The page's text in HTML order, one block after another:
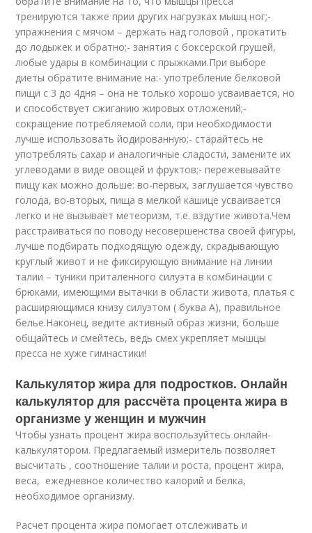
тренируются также прии других нагрузках мышц ног;-
упражнения с мячом – держать над головой , прокатить
до лодыжек и обратно;- занятия с боксерской грушей,
любые удары в комбинации с прыжками.При выборе
диеты обратите внимание на:- употребление белковой
пищи с 3 до 4дня – она не только хорошо усваивается, но
и способствует сжиганию жировых отложений;-
сокращение потребляемой соли, при необходимости
лучше использовать йодированную;- старайтесь не
употреблять сахар и аналогичные сладости, замените их
углеводами в виде овощей и фруктов;- пережевывайте
пищу как можно дольше: во-первых, заглушается чувство
голода, во-вторых, пища в мелкой кашице усваивается
легко и не вызывает метеоризм, т.е. вздутие живота.Чем
расстраиваться по поводу несовершенства своей фигуры,
лучше подбирать подходящую одежду, скрадывающую
круглый живот и не фиксирующую внимание на линии
талии – туники приталенного силуэта в комбинации с
брюками, имеющими вытачки в области живота, платья с
расширяющимся книзу силуэтом ( буква А), правильное
белье.Наконец, ведите активный образ жизни, больше
общайтесь и смейтесь, ведь смех укрепляет мышцы
пресса не хуже гимнастики!
Калькулятор жира для подростков. Онлайн
калькулятор для рассчёта процента жира в
организме у женщин и мужчин
Чтобы узнать процент жира воспользуйтесь онлайн-
калькулятором. Предлагаемый измеритель позволяет
высчитать , соотношение талии и роста, процент жира,
веса, ежедневное количество калорий и белка,
необходимое организму.
Расчет процента жира помогает отслеживать и